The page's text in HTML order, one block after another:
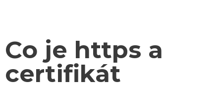
Co je https a
certifikát